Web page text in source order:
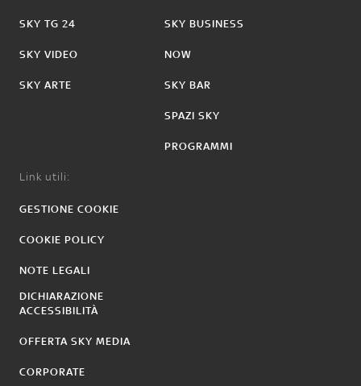
SKY TG 24
SKY VIDEO
SKY ARTE
SKY BUSINESS
NOW
SKY BAR
SPAZI SKY
PROGRAMMI
Link utili:
GESTIONE COOKIE
COOKIE POLICY
NOTE LEGALI
DICHIARAZIONE
ACCESSIBILITÀ
OFFERTA SKY MEDIA
CORPORATE